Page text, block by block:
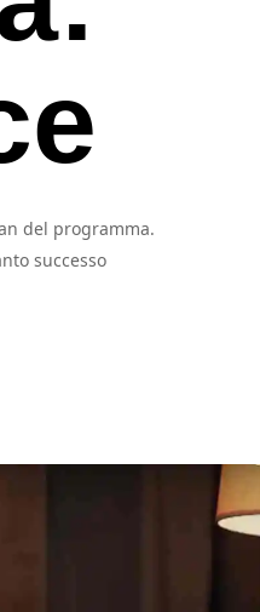
del programma.
successo